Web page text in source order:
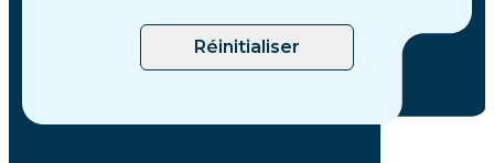
Réinitialiser